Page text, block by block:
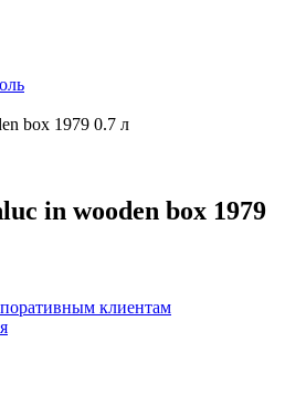
box 1979 0.7 л
in wooden box 1979
клиентам